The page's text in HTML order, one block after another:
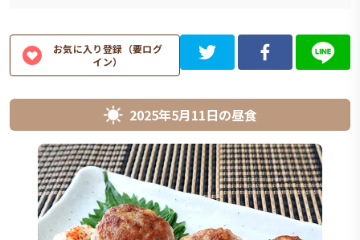
お気に入り登録（要ログ
イン）
2025年5月11日の昼食